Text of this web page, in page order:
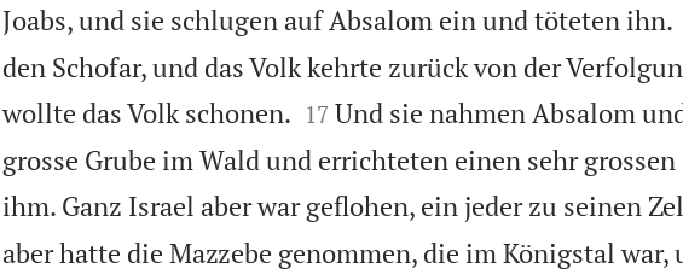
Joabs, und sie schlugen auf Absalom ein und töteten ihn.
den Schofar, und das Volk kehrte zurück von der
wollte das Volk schonen.
17 Und sie nahmen Absalom
grosse Grube im Wald und errichteten einen sehr
ihm. Ganz Israel aber war geflohen, ein jeder zu seinen
aber hatte die Mazzebe genommen, die im Königstal war,